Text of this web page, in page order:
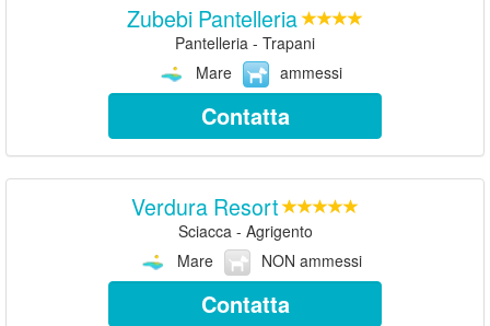
Zubebi Pantelleria
Pantelleria - Trapani
Mare
ammessi
Contatta
Verdura Resort
Sciacca - Agrigento
Mare
NON ammessi
Contatta